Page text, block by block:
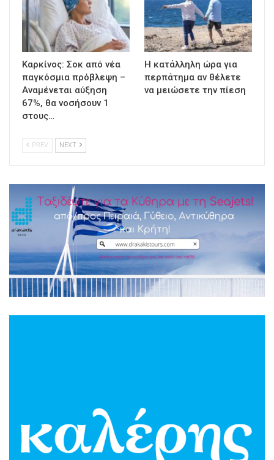
Καρκίνος: Σοκ από νέα
παγκόσμια πρόβλεψη –
Αναμένεται αύξηση
67%, θα νοσήσουν 1
στους…
Η κατάλληλη ώρα για
περπάτημα αν θέλετε
να μειώσετε την πίεση
PREV NEXT